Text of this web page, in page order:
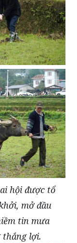
hội được tổ
mở đầu
tin mưa
thắng lợi.